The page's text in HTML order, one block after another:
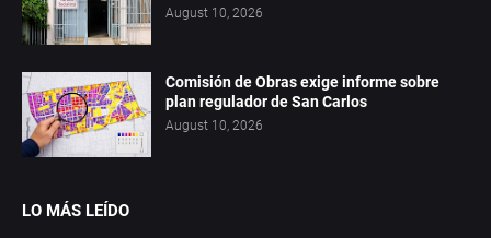
August 10, 2026
Comisión de Obras exige informe sobre
plan regulador de San Carlos
August 10, 2026
LO MÁS LEÍDO